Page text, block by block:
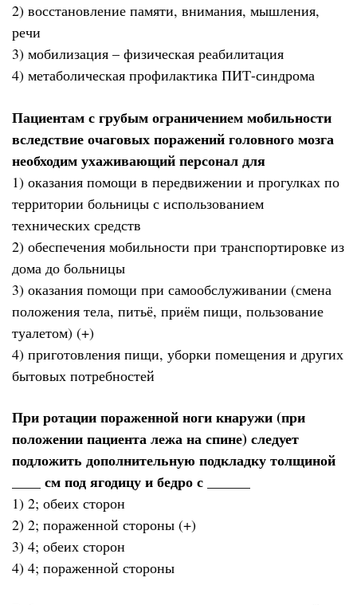
2) восстановление памяти, внимания, мышления,
речи
3) мобилизация – физическая реабилитация
4) метаболическая профилактика ПИТ-синдрома
Пациентам с грубым ограничением мобильности
вследствие очаговых поражений головного мозга
необходим ухаживающий персонал для
1) оказания помощи в передвижении и прогулках по
территории больницы с использованием
технических средств
2) обеспечения мобильности при транспортировке из
дома до больницы
3) оказания помощи при самообслуживании (смена
положения тела, питьё, приём пищи, пользование
туалетом) (+)
4) приготовления пищи, уборки помещения и других
бытовых потребностей
При ротации пораженной ноги кнаружи (при
положении пациента лежа на спине) следует
подложить дополнительную подкладку толщиной
____ см под ягодицу и бедро с ______
1) 2; обеих сторон
2) 2; пораженной стороны (+)
3) 4; обеих сторон
4) 4; пораженной стороны